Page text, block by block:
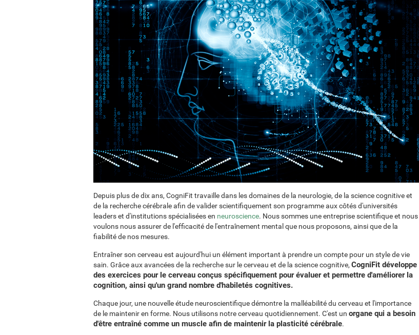
Depuis plus de dix ans, CogniFit travaille dans les domaines de la neurologie, de la science cognitive et
de la recherche cérébrale afin de valider scientifiquement son programme aux côtés d'universités
leaders et d'institutions spécialisées en neuroscience. Nous sommes une entreprise scientifique et nous
voulons nous assurer de l'efficacité de l'entraînement mental que nous proposons, ainsi que de la
fiabilité de nos mesures.
Entraîner son cerveau est aujourd'hui un élément important à prendre un compte pour un style de vie
sain. Grâce aux avancées de la recherche sur le cerveau et de la science cognitive, CogniFit développe
des exercices pour le cerveau conçus spécifiquement pour évaluer et permettre d'améliorer la
cognition, ainsi qu'un grand nombre d'habiletés cognitives.
Chaque jour, une nouvelle étude neuroscientifique démontre la malléabilité du cerveau et l'importance
de le maintenir en forme. Nous utilisons notre cerveau quotidiennement. C'est un organe qui a besoin
d'être entraîné comme un muscle afin de maintenir la plasticité cérébrale.